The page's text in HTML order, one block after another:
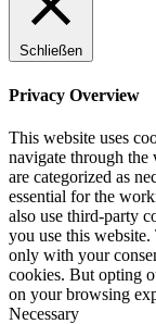
Schließen
Privacy Overview
This website uses
navigate through the
are categorized as
essential for the
also use third-party
you use this
only with your
cookies. But opting
on your browsing
Necessary